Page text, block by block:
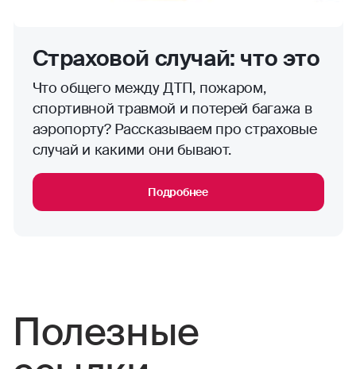
Страховой случай: что это
Что общего между ДТП, пожаром,
спортивной травмой и потерей багажа в
аэропорту? Рассказываем про страховые
случай и какими они бывают.
Подробнее
Полезные